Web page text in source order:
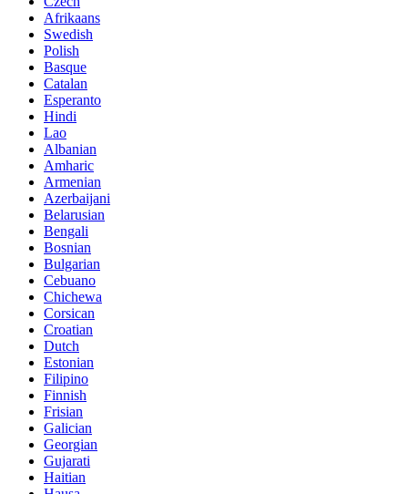
Afrikaans
Swedish
Polish
Basque
Catalan
Esperanto
Hindi
Lao
Albanian
Amharic
Armenian
Azerbaijani
Belarusian
Bengali
Bosnian
Bulgarian
Cebuano
Chichewa
Corsican
Croatian
Dutch
Estonian
Filipino
Finnish
Frisian
Galician
Georgian
Gujarati
Haitian